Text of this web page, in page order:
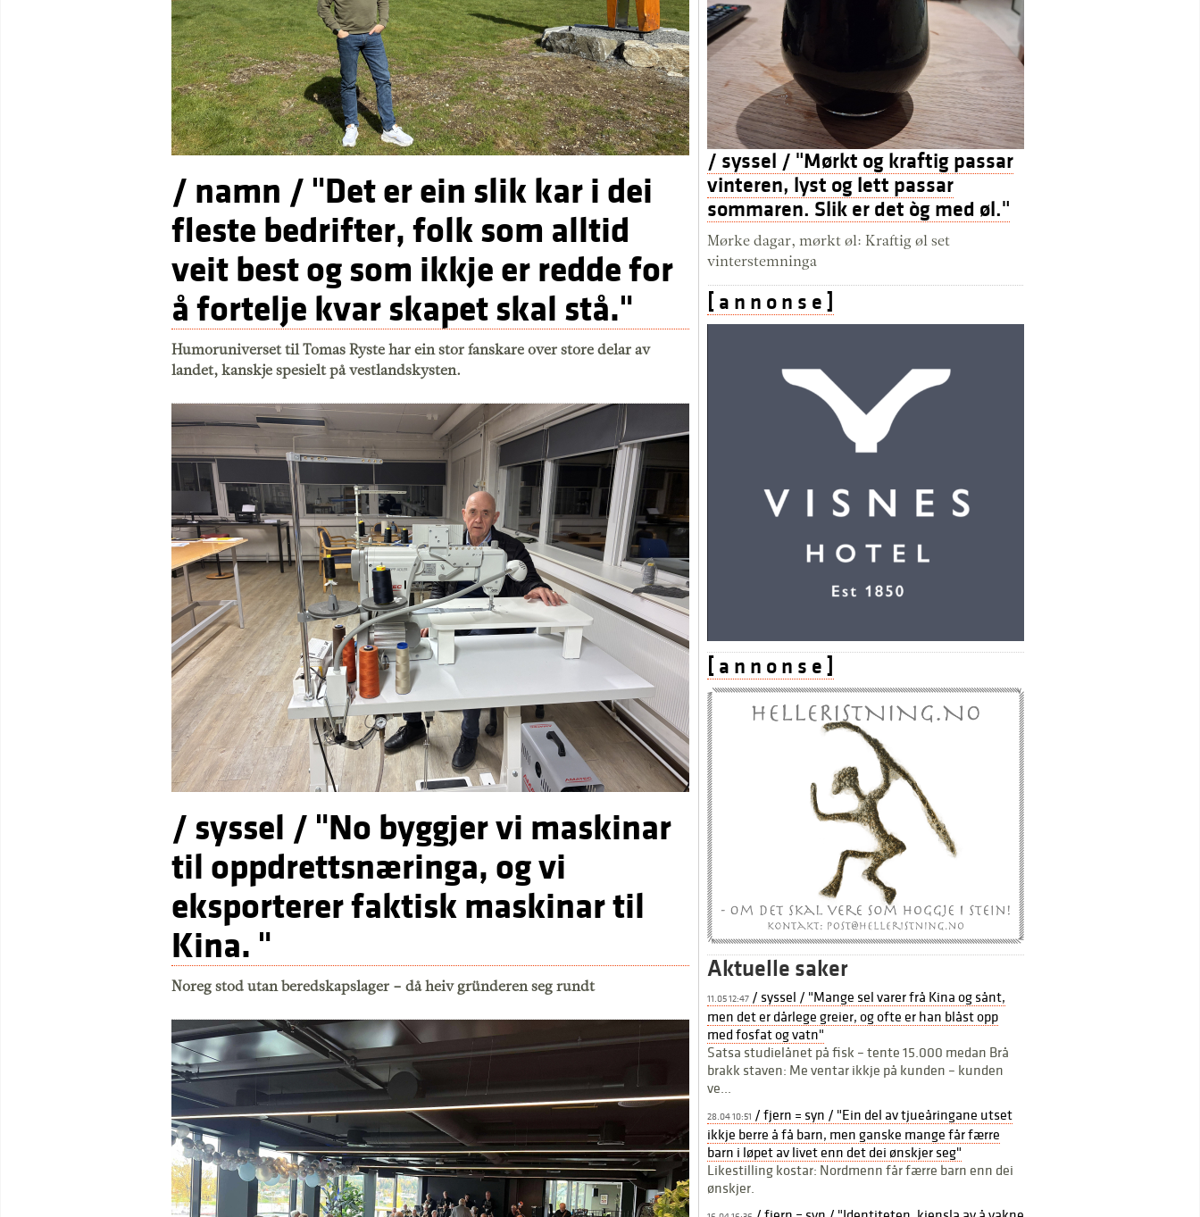
/ namn / "Det er ein slik kar i dei
fleste bedrifter, folk som alltid
veit best og som ikkje er redde for
å fortelje kvar skapet skal stå."
Humoruniverset til Tomas Ryste har ein stor fanskare over store delar av
landet, kanskje spesielt på vestlandskysten.
/ syssel / "No byggjer vi maskinar
til oppdrettsnæringa, og vi
eksporterer faktisk maskinar til
Kina. "
Noreg stod utan beredskapslager – då heiv gründeren seg rundt
/ syssel / "Mørkt og kraftig passar
vinteren, lyst og lett passar
sommaren. Slik er det òg med øl."
Mørke dagar, mørkt øl: Kraftig øl set
vinterstemninga
[ a n n o n s e ]
[ a n n o n s e ]
Aktuelle saker
11.05 12:47 / syssel / "Mange sel varer frå Kina og sånt,
men det er dårlege greier, og ofte er han blåst opp
med fosfat og vatn"
Satsa studielånet på fisk – tente 15.000 medan Brå
brakk staven: Me ventar ikkje på kunden – kunden
ve...
28.04 10:51 / fjern = syn / "Ein del av tjueåringane utset
ikkje berre å få barn, men ganske mange får færre
barn i løpet av livet enn det dei ønskjer seg"
Likestilling kostar: Nordmenn får færre barn enn dei
ønskjer.